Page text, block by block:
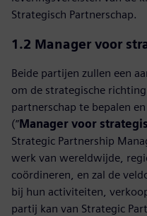
Strategisch Partnerschap.
1.2 Manager voor
Beide partijen zullen een
om de strategische
partnerschap te bepalen
(”Manager voor
Strategic Partnership
werk van wereldwijde,
coördineren, en zal de
bij hun activiteiten,
partij kan van Strategic